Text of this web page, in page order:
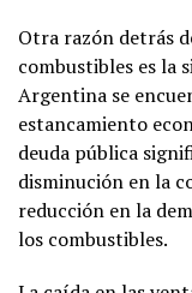
Otra razón detrás
combustibles es la
Argentina se
estancamiento
deuda pública
disminución en la
reducción en la
los combustibles.